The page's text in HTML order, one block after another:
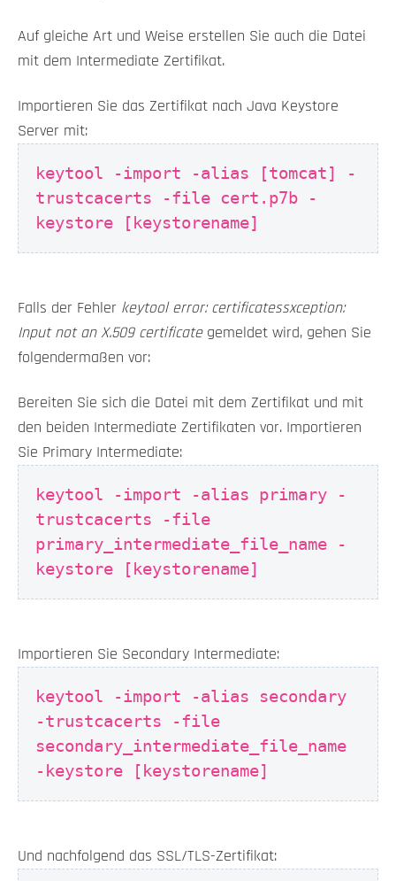
Auf gleiche Art und Weise erstellen Sie auch die Datei
mit dem Intermediate Zertifikat.
Importieren Sie das Zertifikat nach Java Keystore
Server mit:
keytool -import -alias [tomcat] -
trustcacerts -file cert.p7b -
keystore [keystorename]
Falls der Fehler keytool error: certificatessxception:
Input not an X.509 certificategemeldet wird, gehen Sie
folgendermaßen vor:
Bereiten Sie sich die Datei mit dem Zertifikat und mit
den beiden Intermediate Zertifikaten vor. Importieren
Sie Primary Intermediate:
keytool -import -alias primary -
trustcacerts -file
primary_intermediate_file_name -
keystore [keystorename]
Importieren Sie Secondary Intermediate:
keytool -import -alias secondary
-trustcacerts -file
secondary_intermediate_file_name
-keystore [keystorename]
Und nachfolgend das SSL/TLS-Zertifikat: